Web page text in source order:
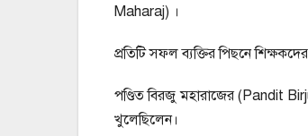
Maharaj) ।
প্রতিটি সফল ব্যক্তির পিছনে
পণ্ডিত বিরজু মহারাজের (Pandit
খুলেছিলেন।